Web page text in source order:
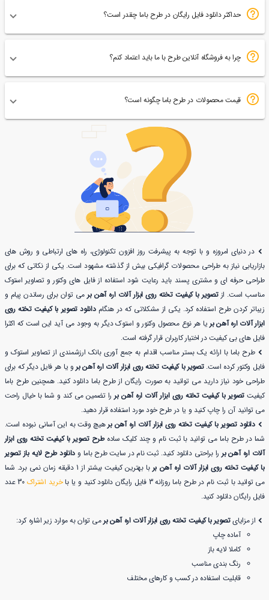
حداکثر دانلود فایل رایگان در طرح باما چقدر است؟
چرا به فروشگاه آنلاین طرح با ما باید اعتماد کنم؟
قیمت محصولات در طرح باما چگونه است؟
در دنیای امروزه و با توجه به پیشرفت روز افزون تکنولوژی، راه های ارتباطی و روش های
بازاریابی نیاز به طراحی محصولات گرافیکی بیش از گذشته مشهود است. یکی از نکاتی که برای
طراحی حرفه ای و مشتری پسند باید رعایت شود استفاده از فایل های وکتور و تصاویر استوک
مناسب است. از تصویر با کیفیت تخته روی ابزار آلات اره آهن برمی توان برای رساندن پیام و
زیباتر کردن طرح استفاده کرد. یکی از مشکلاتی که در هنگام دانلود تصویر با کیفیت تخته روی
ابزار آلات اره آهن بر یا هر نوع محصول وکتور و استوک دیگر به وجود می آید این است که اکثرا
فایل های بی کیفیت در اختیار کاربران قرار گرفته است.
طرح باما با ارائه یک بستر مناسب اقدام به جمع آوری بانک ارزشمندی از تصاویر استوک و
فایل وکتور کرده است. تصویر با کیفیت تخته روی ابزار آلات اره آهن برو یا هر فایل دیگر که برای
طراحی خود نیاز دارید می توانید به صورت رایگان از طرح باما دانلود کنید. همچنین طرح باما
کیفیت تصویر با کیفیت تخته روی ابزار آلات اره آهن بررا تضمین می کند و شما با خیال راحت
می توانید آن را چاپ کنید و یا در طرح خود مورد استفاده قرار دهید.
دانلود تصویر با کیفیت تخته روی ابزار آلات اره آهن بر هیچ وقت به این آسانی نبوده است.
شما در طرح باما می توانید با ثبت نام و چند کلیک ساده طرح تصویر با کیفیت تخته روی ابزار
آلات اره آهن بر را براحتی دانلود کنید. ثبت نام در سایت طرح باما و دانلود طرح لایه باز تصویر
با کیفیت تخته روی ابزار آلات اره آهن بر
با بهترین کیفیت بیشتر از 1 دقیقه زمان نمی برد. شما
می توانید با ثبت نام در طرح باما روزانه 3 فایل رایگان دانلود کنید و یا با
خرید اشتراک
30 عدد
فایل رایگان دانلود کنید.
از مزایایتصویر با کیفیت تخته روی ابزار آلات اره آهن برمی توان به موارد زیر اشاره کرد:
آماده چاپ
کاملا لایه باز
رنگ بندی مناسب
قابلیت استفاده در کسب و کارهای مختلف